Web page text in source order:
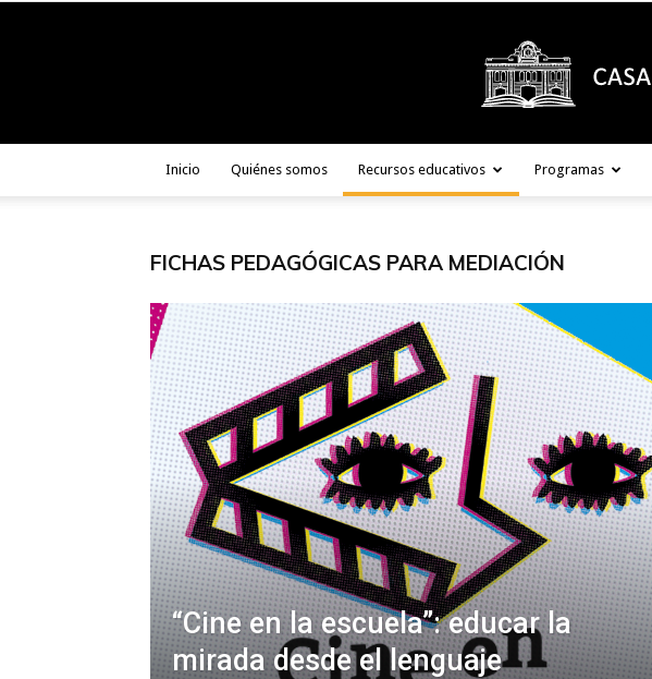
Inicio Quiénes somos Recursos educativos Programas
FICHAS PEDAGÓGICAS PARA MEDIACIÓN
“Cine en la escuela”: educar la
mirada desde el lenguaje